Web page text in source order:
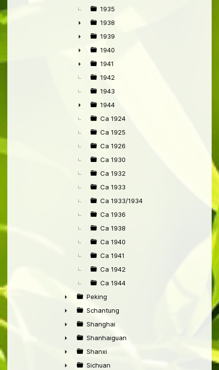
1935
►
1938
►
1939
►
1940
►
1941
1942
1943
►
1944
Ca 1924
Ca 1925
Ca 1926
Ca 1930
Ca 1932
Ca 1933
Ca 1933/1934
Ca 1936
Ca 1938
Ca 1940
Ca 1941
Ca 1942
Ca 1944
►
Peking
►
Schantung
►
Shanghai
►
Shanhaiguan
►
Shanxi
Sichuan